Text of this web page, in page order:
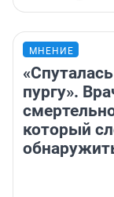
МНЕНИЕ
пургу».
который